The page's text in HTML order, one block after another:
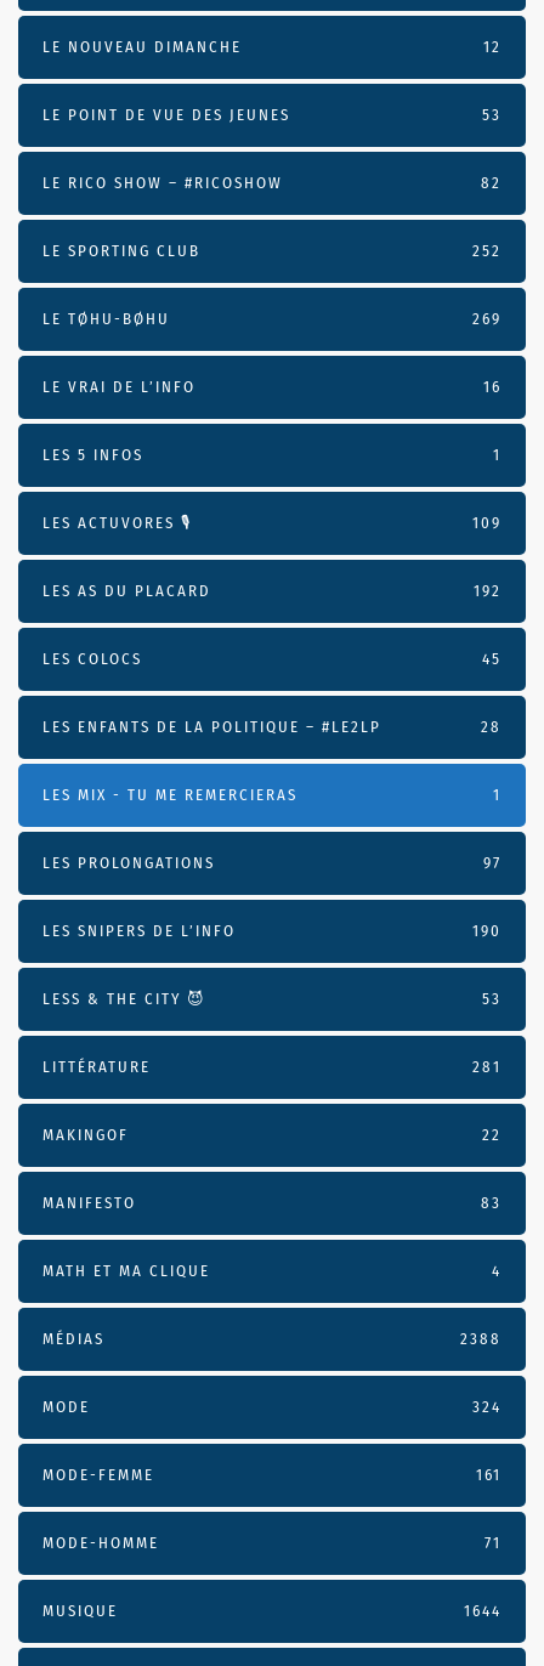
LE NOUVEAU DIMANCHE 12
LE POINT DE VUE DES JEUNES 53
LE RICO SHOW – #RICOSHOW 82
LE SPORTING CLUB 252
LE TØHU-BØHU 269
LE VRAI DE L’INFO 16
LES 5 INFOS 1
LES ACTUVORES 🎙 109
LES AS DU PLACARD 192
LES COLOCS 45
LES ENFANTS DE LA POLITIQUE – #LE2LP 28
LES MIX - TU ME REMERCIERAS 1
LES PROLONGATIONS 97
LES SNIPERS DE L’INFO 190
LESS & THE CITY 😈 53
LITTÉRATURE 281
MAKINGOF 22
MANIFESTO 83
MATH ET MA CLIQUE 4
MÉDIAS 2388
MODE 324
MODE-FEMME 161
MODE-HOMME 71
MUSIQUE 1644